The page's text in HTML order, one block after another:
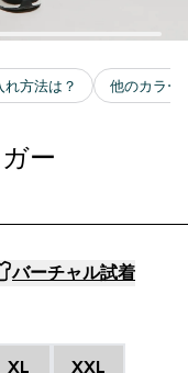
ー
バーチャル試着
XL XXL